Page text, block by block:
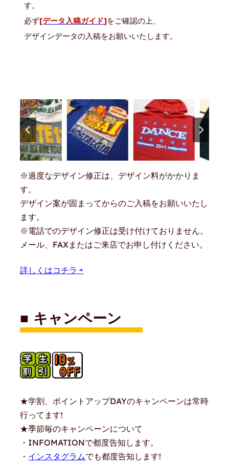
す。
必ず[データ入稿ガイド]をご確認の上、
デザインデータの入稿をお願いいたします。
※過度なデザイン修正は、デザイン料がかかりま
す。
デザイン案が固まってからのご入稿をお願いいたし
ます。
※電話でのデザイン修正は受け付けておりません。
メール、FAXまたはご来店でお申し付けください。
詳しくはコチラ ⇨
■ キャンペーン
★学割、ポイントアップDAYのキャンペーンは常時
行ってます!
★季節毎のキャンペーンについて
・INFOMATIONで都度告知します。
・ インスタグラムでも都度告知します!